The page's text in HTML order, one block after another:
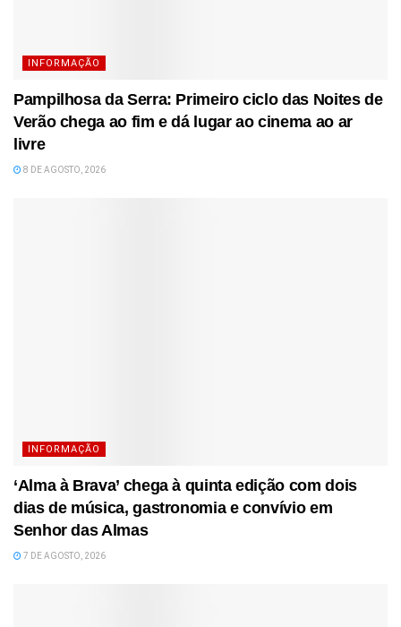
INFORMAÇÃO
Pampilhosa da Serra: Primeiro ciclo das Noites de
Verão chega ao fim e dá lugar ao cinema ao ar
livre
8 DE AGOSTO, 2026
INFORMAÇÃO
‘Alma à Brava’ chega à quinta edição com dois
dias de música, gastronomia e convívio em
Senhor das Almas
7 DE AGOSTO, 2026